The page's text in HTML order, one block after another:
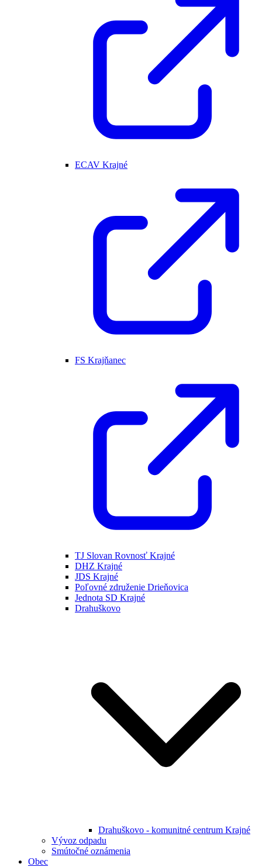
ECAV Krajné
FS Krajňanec
TJ Slovan Rovnosť Krajné
DHZ Krajné
JDS Krajné
Poľovné združenie Drieňovica
Jednota SD Krajné
Drahuškovo
Drahuškovo - komunitné centrum Krajné
Vývoz odpadu
Smútočné oznámenia
Obec